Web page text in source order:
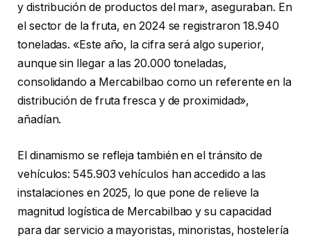
y distribución de productos del mar», aseguraban. En
el sector de la fruta, en 2024 se registraron 18.940
toneladas. «Este año, la cifra será algo superior,
aunque sin llegar a las 20.000 toneladas,
consolidando a Mercabilbao como un referente en la
distribución de fruta fresca y de proximidad»,
añadían.
El dinamismo se refleja también en el tránsito de
vehículos: 545.903 vehículos han accedido a las
instalaciones en 2025, lo que pone de relieve la
magnitud logística de Mercabilbao y su capacidad
para dar servicio a mayoristas, minoristas, hostelería